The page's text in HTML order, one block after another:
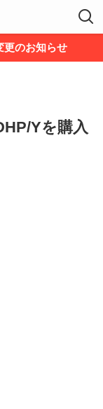
更のお知らせ
Yを購入